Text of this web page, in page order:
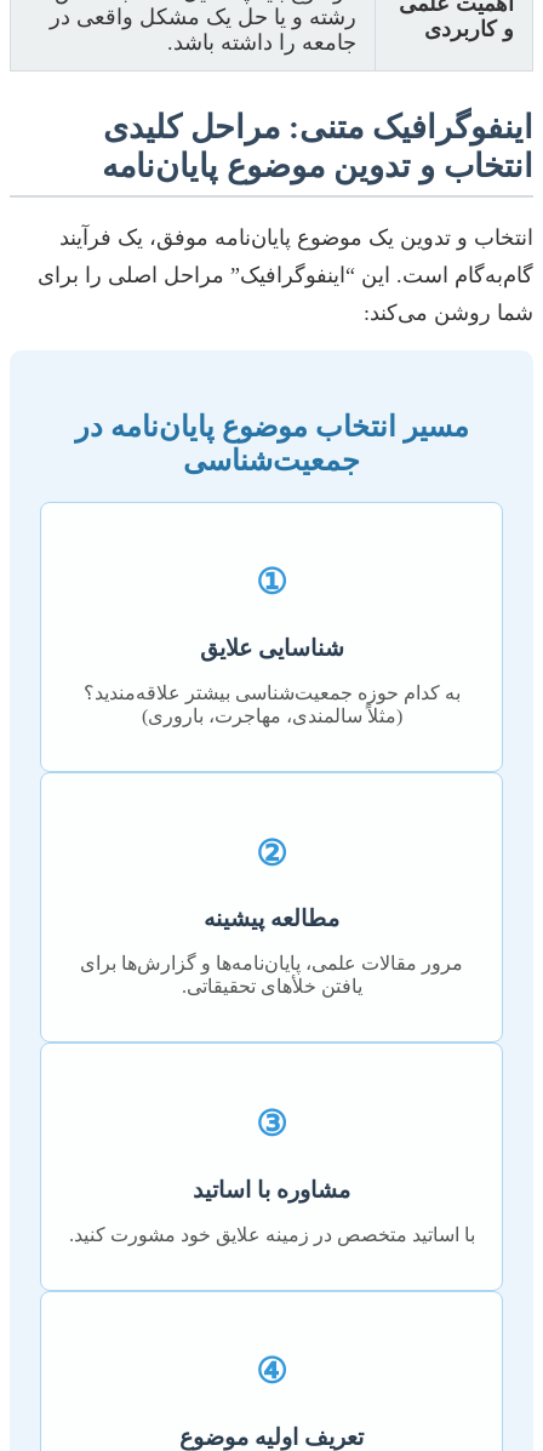
و کاربردی
رشته و یا حل یک مشکل واقعی در
جامعه را داشته باشد.
اینفوگرافیک متنی: مراحل کلیدی
انتخاب و تدوین موضوع پایان‌نامه
انتخاب و تدوین یک موضوع پایان‌نامه موفق، یک فرآیند
گام‌به‌گام است. این “اینفوگرافیک” مراحل اصلی را برای
شما روشن می‌کند:
مسیر انتخاب موضوع پایان‌نامه در
جمعیت‌شناسی
①
شناسایی علایق
به کدام حوزه جمعیت‌شناسی بیشتر علاقه‌مندید؟
(مثلاً سالمندی، مهاجرت، باروری)
②
مطالعه پیشینه
مرور مقالات علمی، پایان‌نامه‌ها و گزارش‌ها برای
یافتن خلأهای تحقیقاتی.
③
مشاوره با اساتید
با اساتید متخصص در زمینه علایق خود مشورت کنید.
④
تعریف اولیه موضوع